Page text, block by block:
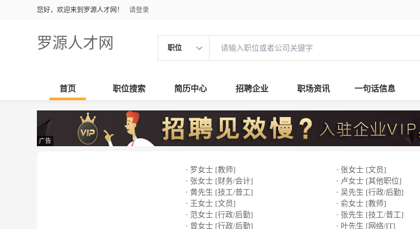
您好，欢迎来到罗源人才网！ 请登录
罗源人才网 职位
首页 职位搜索 简历中心 招聘企业 职场资讯 一句话信息
广告
· 罗女士 [教师]
· 张女士 [文员]
· 张女士 [财务/会计]
· 卢女士 [其他职位]
· 黄先生 [技工/普工]
· 吴先生 [行政/后勤]
· 王女士 [文员]
· 俞女士 [教师]
· 范女士 [行政/后勤]
· 张先生 [技工/普工]
· 曾女士 [行政/后勤]
· 叶先生 [网络/IT]